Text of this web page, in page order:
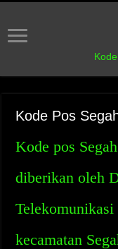
Kode Pos
Kode pos
diberikan oleh
kecamatan